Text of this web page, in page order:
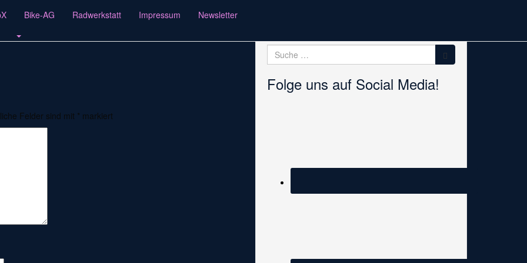
Bike-AG Radwerkstatt Impressum Newsletter
Felder sind mit * markiert
Suche
nach:
Folge uns auf Social Media!